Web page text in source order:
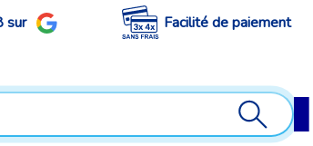
sur Facilité de paiement